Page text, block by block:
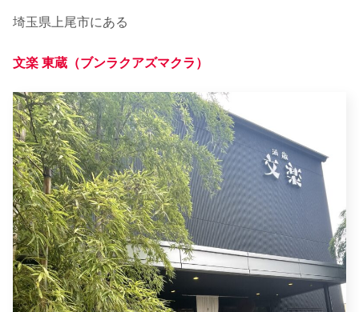
埼玉県上尾市にある
文楽 東蔵（ブンラクアズマクラ）